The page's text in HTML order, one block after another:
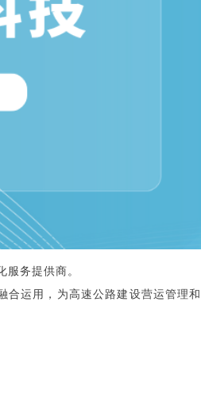
务提供商。
合运用，为高速公路建设营运管理和